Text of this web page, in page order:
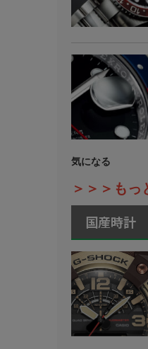
気になる
＞＞＞もっ
国産時計